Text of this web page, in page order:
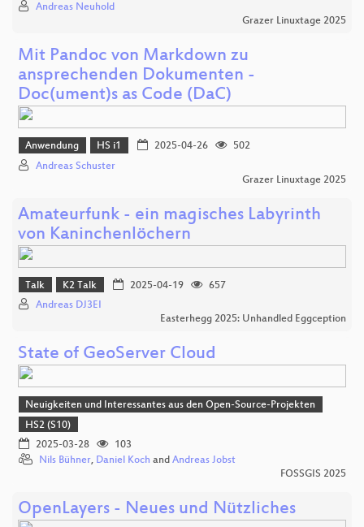
Andreas Neuhold
Grazer Linuxtage 2025
Mit Pandoc von Markdown zu
ansprechenden Dokumenten -
Doc(ument)s as Code (DaC)
Anwendung HS i1 2025-04-26
502
Andreas Schuster
Grazer Linuxtage 2025
Amateurfunk - ein magisches Labyrinth
von Kaninchenlöchern
Talk K2 Talk 2025-04-19
657
Andreas DJ3EI
Easterhegg 2025: Unhandled Eggception
State of GeoServer Cloud
Neuigkeiten und Interessantes aus den Open-Source-Projekten
HS2 (S10)
2025-03-28
103
Nils Bühner, Daniel Koch and Andreas Jobst
FOSSGIS 2025
OpenLayers - Neues und Nützliches